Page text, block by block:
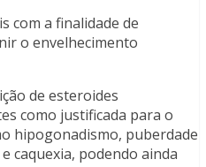
com a finalidade de
o envelhecimento
de esteroides
como justificada para o
hipogonadismo, puberdade
caquexia, podendo ainda